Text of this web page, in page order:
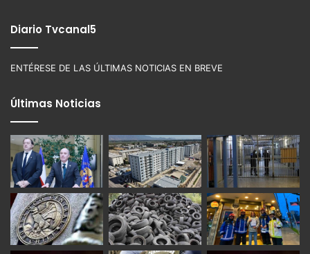
Diario Tvcanal5
ENTÉRESE DE LAS ÚLTIMAS NOTICIAS EN BREVE
Últimas Noticias